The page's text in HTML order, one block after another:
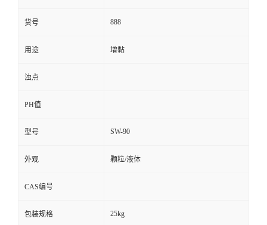
货号 888
用途 增黏
浊点
PH值
型号 SW-90
外观 颗粒/液体
CAS编号
包装规格 25kg